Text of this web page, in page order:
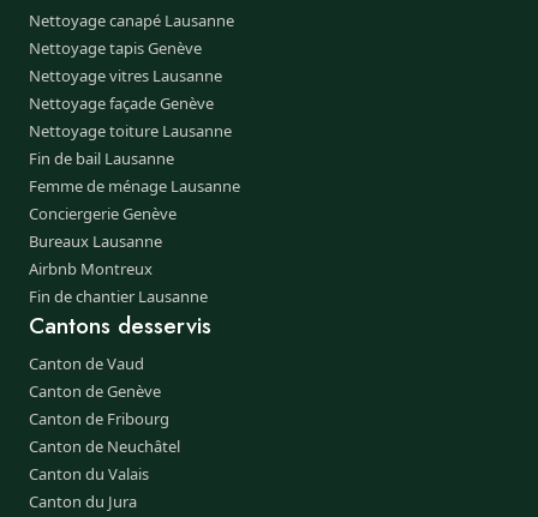
Nettoyage canapé Lausanne
Nettoyage tapis Genève
Nettoyage vitres Lausanne
Nettoyage façade Genève
Nettoyage toiture Lausanne
Fin de bail Lausanne
Femme de ménage Lausanne
Conciergerie Genève
Bureaux Lausanne
Airbnb Montreux
Fin de chantier Lausanne
Cantons desservis
Canton de Vaud
Canton de Genève
Canton de Fribourg
Canton de Neuchâtel
Canton du Valais
Canton du Jura